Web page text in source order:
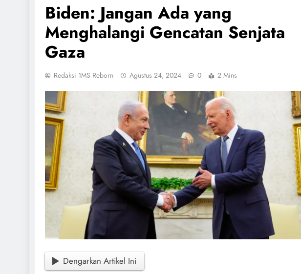
Biden: Jangan Ada yang
Menghalangi Gencatan Senjata
Gaza
Redaksi 1MS Reborn Agustus 24, 2024 0 2 Mins
Dengarkan Artikel Ini